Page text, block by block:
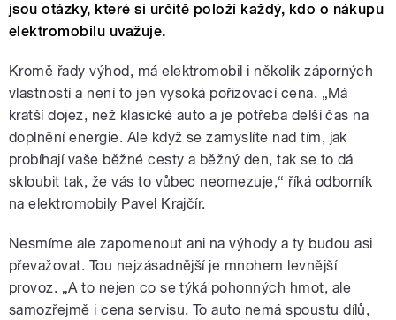
jsou otázky, které si určitě položí každý, kdo o nákupu
elektromobilu uvažuje.
Kromě řady výhod, má elektromobil i několik záporných
vlastností a není to jen vysoká pořizovací cena. „Má
kratší dojez, než klasické auto a je potřeba delší čas na
doplnění energie. Ale když se zamyslíte nad tím, jak
probíhají vaše běžné cesty a běžný den, tak se to dá
skloubit tak, že vás to vůbec neomezuje,“ říká odborník
na elektromobily Pavel Krajčír.
Nesmíme ale zapomenout ani na výhody a ty budou asi
převažovat. Tou nejzásadnější je mnohem levnější
provoz. „A to nejen co se týká pohonných hmot, ale
samozřejmě i cena servisu. To auto nemá spoustu dílů,